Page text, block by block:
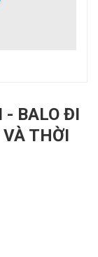
- BALO ĐI
VÀ THỜI